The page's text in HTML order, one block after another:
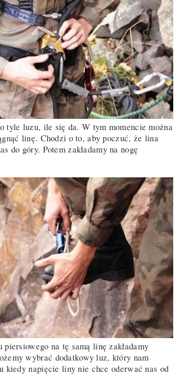
tyle luzu, ile się da. W tym momencie można
linę. Chodzi o to, aby poczuć, że lina
do góry. Potem zakładamy na nogę
piersiowego na tę samą linę zakładamy
wybrać dodatkowy luz, który nam
kiedy napięcie liny nie chce oderwać nas od